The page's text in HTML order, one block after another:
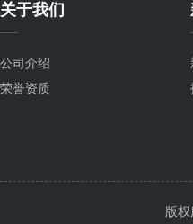
关于我们
公司介绍
荣誉资质
版